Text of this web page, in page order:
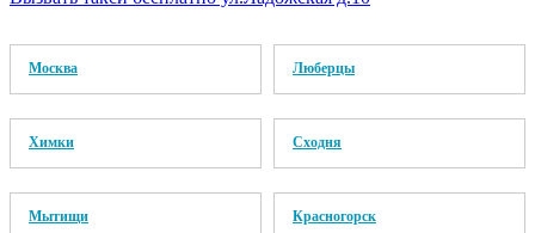
Москва Люберцы
Химки Сходня
Мытищи Красногорск